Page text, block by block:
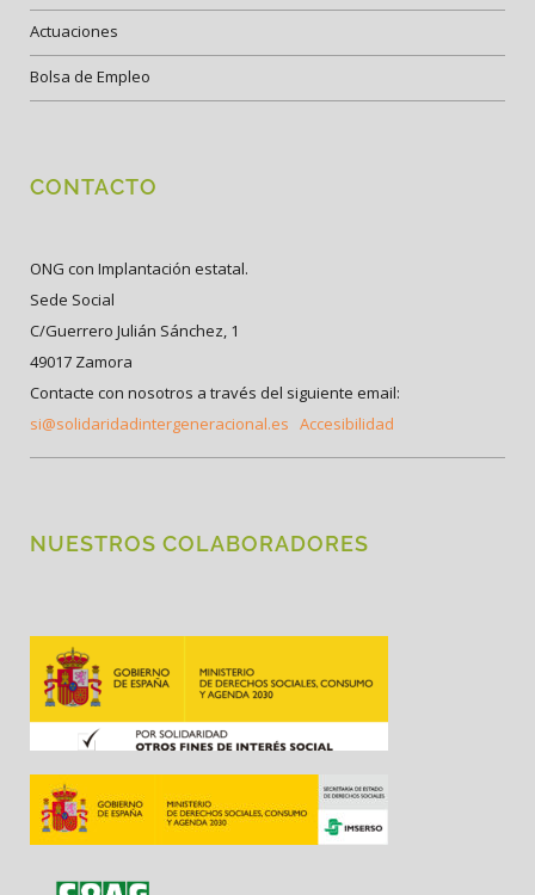
Actuaciones
Bolsa de Empleo
CONTACTO
ONG con Implantación estatal.
Sede Social
C/Guerrero Julián Sánchez, 1
49017 Zamora
Contacte con nosotros a través del siguiente email:
si@solidaridadintergeneracional.es Accesibilidad
NUESTROS COLABORADORES